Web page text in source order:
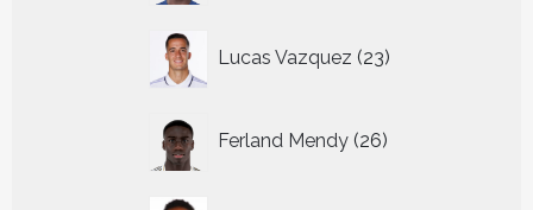
Lucas Vazquez 23
producten
Ferland Mendy 26
producten